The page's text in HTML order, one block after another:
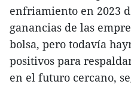
enfriamiento en 2023
ganancias de las
bolsa, pero todavía
positivos para
en el futuro cercano,